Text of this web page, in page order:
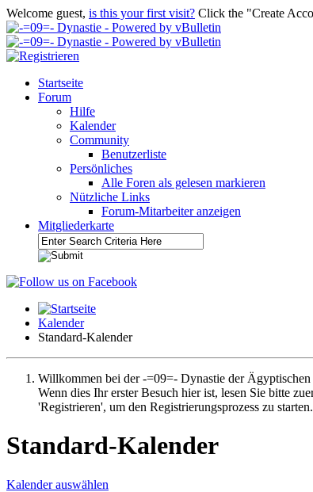
Welcome guest, is this your first visit? Click the "Create
Startseite
Forum
Hilfe
Kalender
Community
Benutzerliste
Persönliches
Alle Foren als gelesen markieren
Nützliche Links
Forum-Mitarbeiter anzeigen
Mitgliederkarte
Kalender
Standard-Kalender
Willkommen bei der -=09=- Dynastie der
Wenn dies Ihr erster Besuch hier ist, lesen Sie bitte
'Registrieren', um den Registrierungsprozess zu
Standard-Kalender
Kalender auswählen